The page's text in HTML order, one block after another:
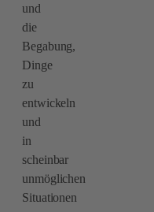
und
die
Begabung,
Dinge
zu
entwickeln
und
in
scheinbar
unmöglichen
Situationen